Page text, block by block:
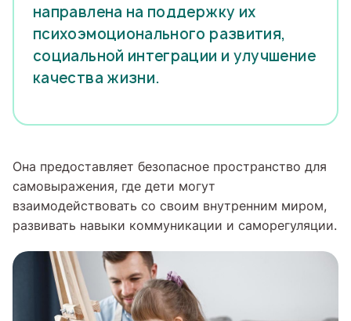
направлена на поддержку их
психоэмоционального развития,
социальной интеграции и улучшение
качества жизни.
Она предоставляет безопасное пространство для
самовыражения, где дети могут
взаимодействовать со своим внутренним миром,
развивать навыки коммуникации и саморегуляции.